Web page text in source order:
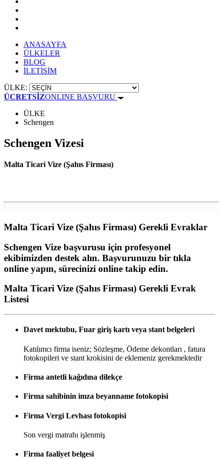
ANASAYFA
ÜLKELER
BLOG
İLETİŞİM
ÜLKE:
ÜCRETSİZONLINE BAŞVURU
ÜLKE
Schengen
Schengen Vizesi
Malta Ticari Vize (Şahıs Firması)
Malta Ticari Vize (Şahıs Firması) Gerekli Evraklar
Schengen Vize başvurusu için profesyonel
ekibimizden destek alın. Başvurunuzu bir tıkla
online yapın, sürecinizi online takip edin.
Malta Ticari Vize (Şahıs Firması) Gerekli Evrak
Listesi
Davet mektubu, Fuar giriş kartı veya stant belgeleri
Katılımcı firma iseniz; Sözleşme, Ödeme dekontları , fatura
fotokopileri ve stant krokisini de eklemeniz gerekmektedir
Firma antetli kağıdına dilekçe
Firma sahibinin imza beyanname fotokopisi
Firma Vergi Levhası fotokopisi
Son vergi matrahı işlenmiş
Firma faaliyet belgesi